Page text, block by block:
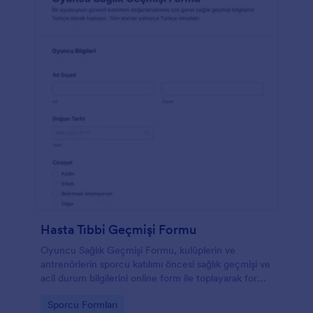
Hasta Tıbbi Geçmişi Formu
Oyuncu Sağlık Geçmişi Formu, kulüplerin ve
antrenörlerin sporcu katılımı öncesi sağlık geçmişi ve
acil durum bilgilerini online form ile toplayarak form
yardımcı olur.
Go to Category:
Sporcu Formları